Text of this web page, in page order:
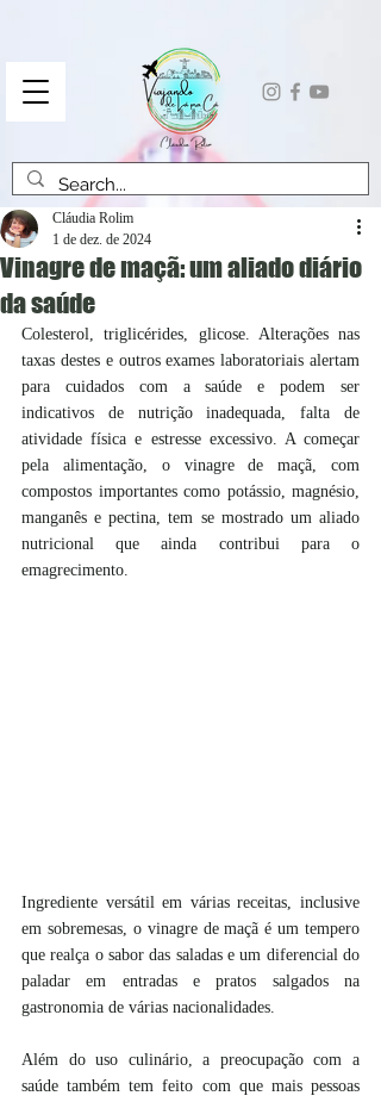
Vinagre de maçã: um aliado diário
da saúde
Cláudia Rolim
1 de dez. de 2024
Colesterol, triglicérides, glicose. Alterações nas
taxas destes e outros exames laboratoriais alertam
para cuidados com a saúde e podem ser
indicativos de nutrição inadequada, falta de
atividade física e estresse excessivo. A começar
pela alimentação, o vinagre de maçã, com
compostos importantes como potássio, magnésio,
manganês e pectina, tem se mostrado um aliado
nutricional que ainda contribui para o
emagrecimento.
Ingrediente versátil em várias receitas, inclusive
em sobremesas, o vinagre de maçã é um tempero
que realça o sabor das saladas e um diferencial do
paladar em entradas e pratos salgados na
gastronomia de várias nacionalidades.
Além do uso culinário, a preocupação com a
saúde também tem feito com que mais pessoas